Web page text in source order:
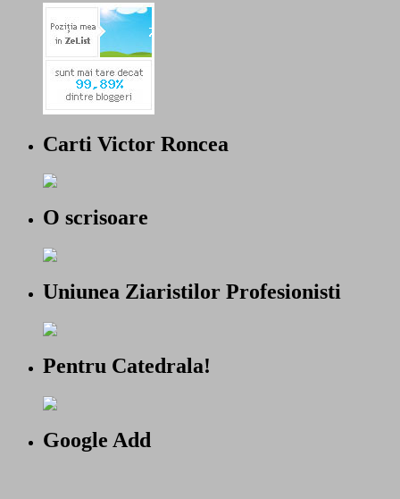
Carti Victor Roncea
O scrisoare
Uniunea Ziaristilor Profesionisti
Pentru Catedrala!
Google Add